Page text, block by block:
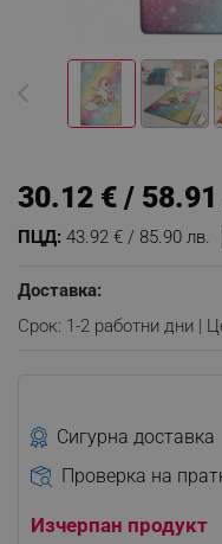
ПЦД: 43.92 € / 85.90 лв.
30.12 € /
Доставка:
Срок: 1-2 работни дни |
Сигурна доставка
Проверка на
Изчерпан продукт